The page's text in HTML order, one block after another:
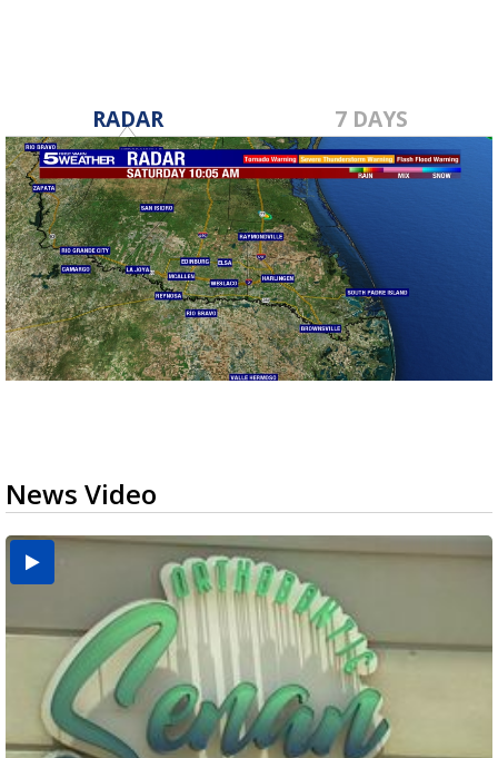
RADAR 7 DAYS
News Video